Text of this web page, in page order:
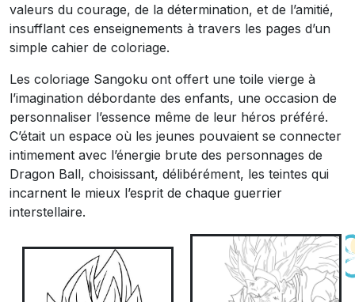
valeurs du courage, de la détermination, et de l’amitié,
insufflant ces enseignements à travers les pages d’un
simple cahier de coloriage.
Les coloriage Sangoku ont offert une toile vierge à
l’imagination débordante des enfants, une occasion de
personnaliser l’essence même de leur héros préféré.
C’était un espace où les jeunes pouvaient se connecter
intimement avec l’énergie brute des personnages de
Dragon Ball, choisissant, délibérément, les teintes qui
incarnent le mieux l’esprit de chaque guerrier
interstellaire.